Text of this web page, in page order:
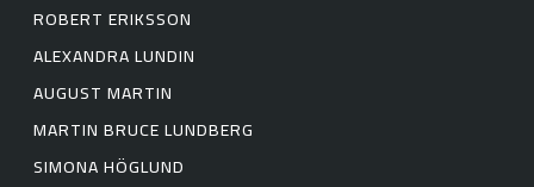
ROBERT ERIKSSON
ALEXANDRA LUNDIN
AUGUST MARTIN
MARTIN BRUCE LUNDBERG
SIMONA HÖGLUND